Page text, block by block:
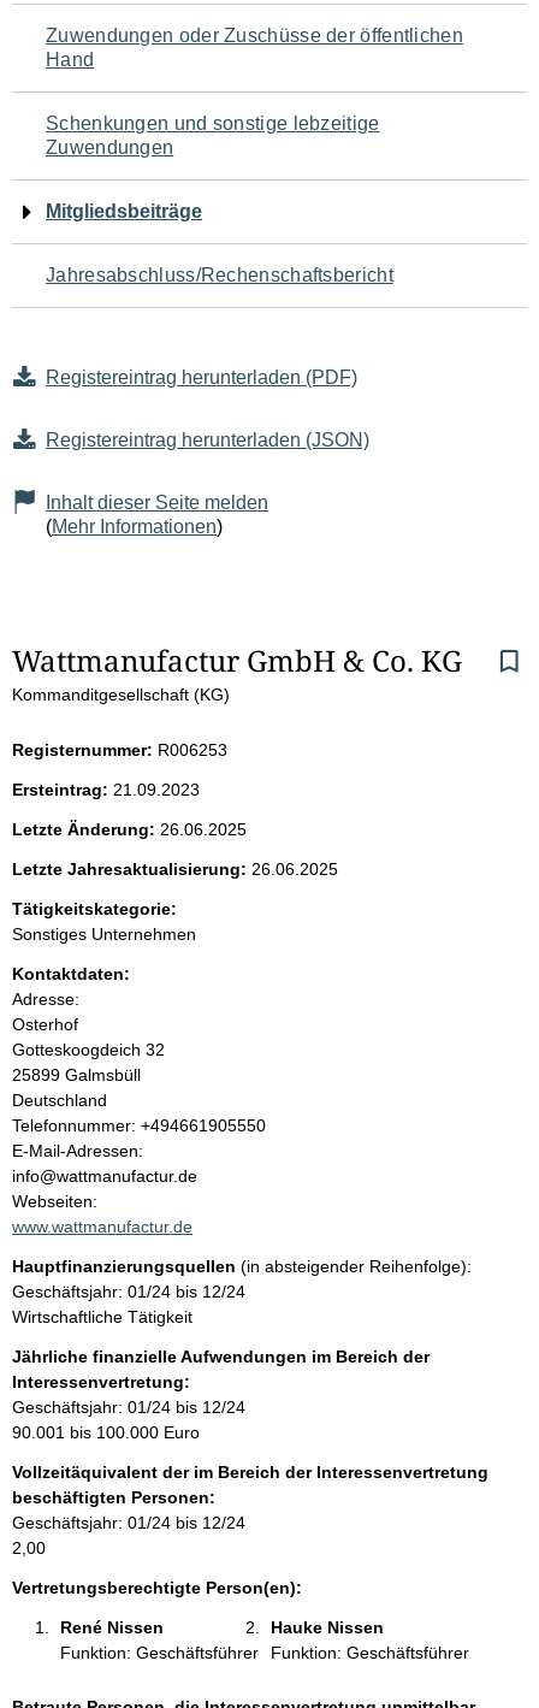
Zuwendungen oder Zuschüsse der öffentlichen
Hand
Schenkungen und sonstige lebzeitige
Zuwendungen
Mitgliedsbeiträge
Jahresabschluss/Rechenschaftsbericht
Registereintrag herunterladen (PDF)
Registereintrag herunterladen (JSON)
Inhalt dieser Seite melden
(Mehr Informationen)
S
e
i
t
e
n
i
n
h
a
l
t
Wattmanufactur GmbH & Co. KG
Kommanditgesellschaft (KG)
Registernummer: R006253
Ersteintrag: 21.09.2023
Letzte Änderung: 26.06.2025
Letzte Jahresaktualisierung: 26.06.2025
Tätigkeitskategorie:
Sonstiges Unternehmen
Kontaktdaten:
Adresse:
Osterhof
Gotteskoogdeich 32
25899 Galmsbüll
Deutschland
K
o
n
t
a
t
i
n
f
o
r
m
t
i
o
n
e
Telefonnummer: +494661905550
E-Mail-Adressen:
info@wattmanufactur.de
Webseiten:
www.wattmanufactur.de
Hauptfinanzierungsquellen (in absteigender Reihenfolge):
Geschäftsjahr: 01/24 bis 12/24
Wirtschaftliche Tätigkeit
Jährliche finanzielle Aufwendungen im Bereich der
Interessenvertretung:
Geschäftsjahr: 01/24 bis 12/24
90.001 bis 100.000 Euro
Vollzeitäquivalent der im Bereich der Interessenvertretung
beschäftigten Personen:
Geschäftsjahr: 01/24 bis 12/24
2,00
Vertretungsberechtigte Person(en):
René Nissen
Funktion: Geschäftsführer
Hauke Nissen
Funktion: Geschäftsführer